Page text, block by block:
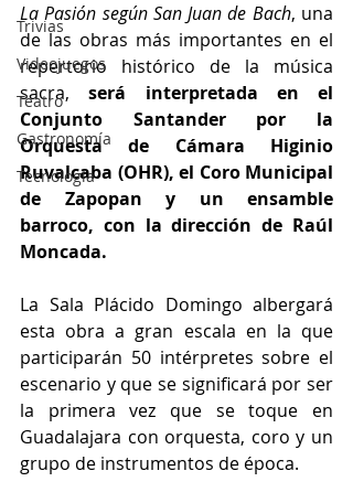
Trivias
Videojuegos
Teatro
Gastronomía
Tecnología
La Pasión según San Juan de Bach, una
de las obras más importantes en el
repertorio histórico de la música
sacra, será interpretada en el
Conjunto Santander por la
Orquesta de Cámara Higinio
Ruvalcaba (OHR), el Coro Municipal
de Zapopan y un ensamble
barroco, con la dirección de Raúl
Moncada.
La Sala Plácido Domingo albergará
esta obra a gran escala en la que
participarán 50 intérpretes sobre el
escenario y que se significará por ser
la primera vez que se toque en
Guadalajara con orquesta, coro y un
grupo de instrumentos de época.